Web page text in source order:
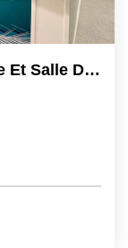
11 Bureaux Individuels + Cuisine Et Salle De Réunion...